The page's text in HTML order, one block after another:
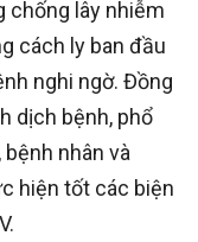
chống lây nhiễm
cách ly ban đầu
nghi ngờ. Đồng
dịch bệnh, phổ
nhân và
hiện tốt các biện